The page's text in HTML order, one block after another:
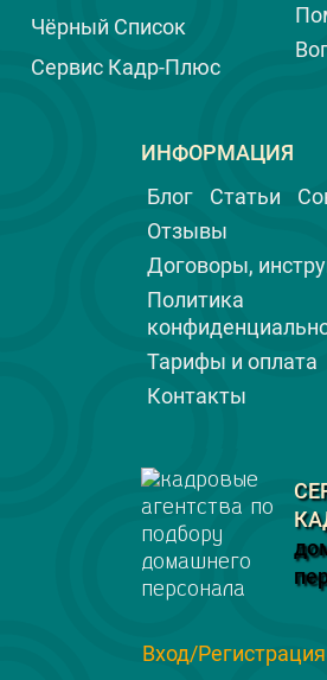
Чёрный Список
Сервис Кадр-Плюс
ИНФОРМАЦИЯ
Блог
Статьи
Отзывы
Договоры,
Политика
Тарифы и оплата
Контакты
Вход/Регистрация